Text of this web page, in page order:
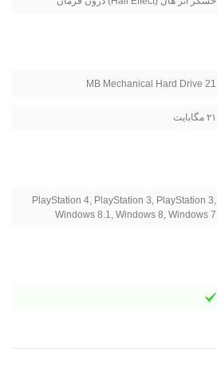
21 MB Mechanical Hard Drive
۲۱ مگابایت
PlayStation 4, PlayStation 3, PlayStation 3,
Windows 8.1, Windows 8, Windows 7